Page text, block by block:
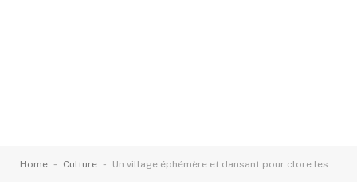
Home - Culture - Un village éphémère et dansant pour clore les Zones musicales